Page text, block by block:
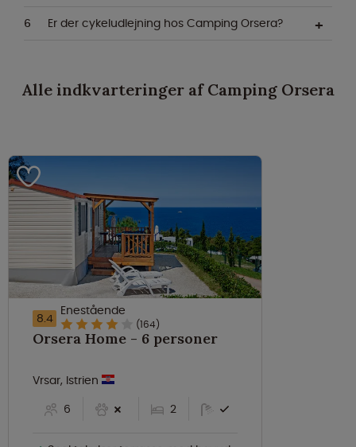
Er der cykeludlejning hos Camping Orsera?
Alle indkvarteringer af Camping Orsera
8.4 Enestående
(164)
Orsera Home - 6 personer
Vrsar, Istrien
6
2